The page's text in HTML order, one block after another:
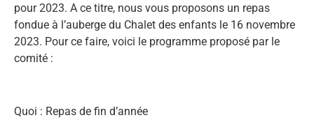
pour 2023. A ce titre, nous vous proposons un repas
fondue à l’auberge du Chalet des enfants le 16 novembre
2023. Pour ce faire, voici le programme proposé par le
comité :
Quoi : Repas de fin d’année